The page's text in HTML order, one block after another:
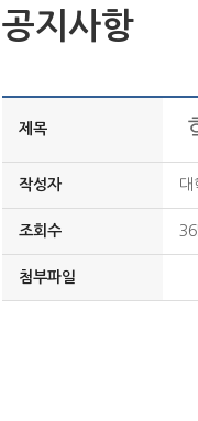
공지사항
제목
작성자 대
조회수
첨부파일